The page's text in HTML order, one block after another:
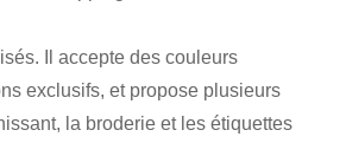
Il accepte des couleurs
exclusifs, et propose plusieurs
la broderie et les étiquettes